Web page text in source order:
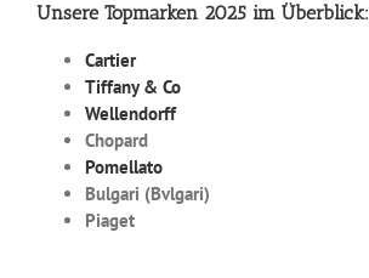
Unsere Topmarken 2025 im Überblick:
Cartier
Tiffany & Co
Wellendorff
Chopard
Pomellato
Bulgari (Bvlgari)
Piaget